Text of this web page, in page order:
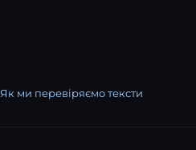
Як ми перевіряємо тексти